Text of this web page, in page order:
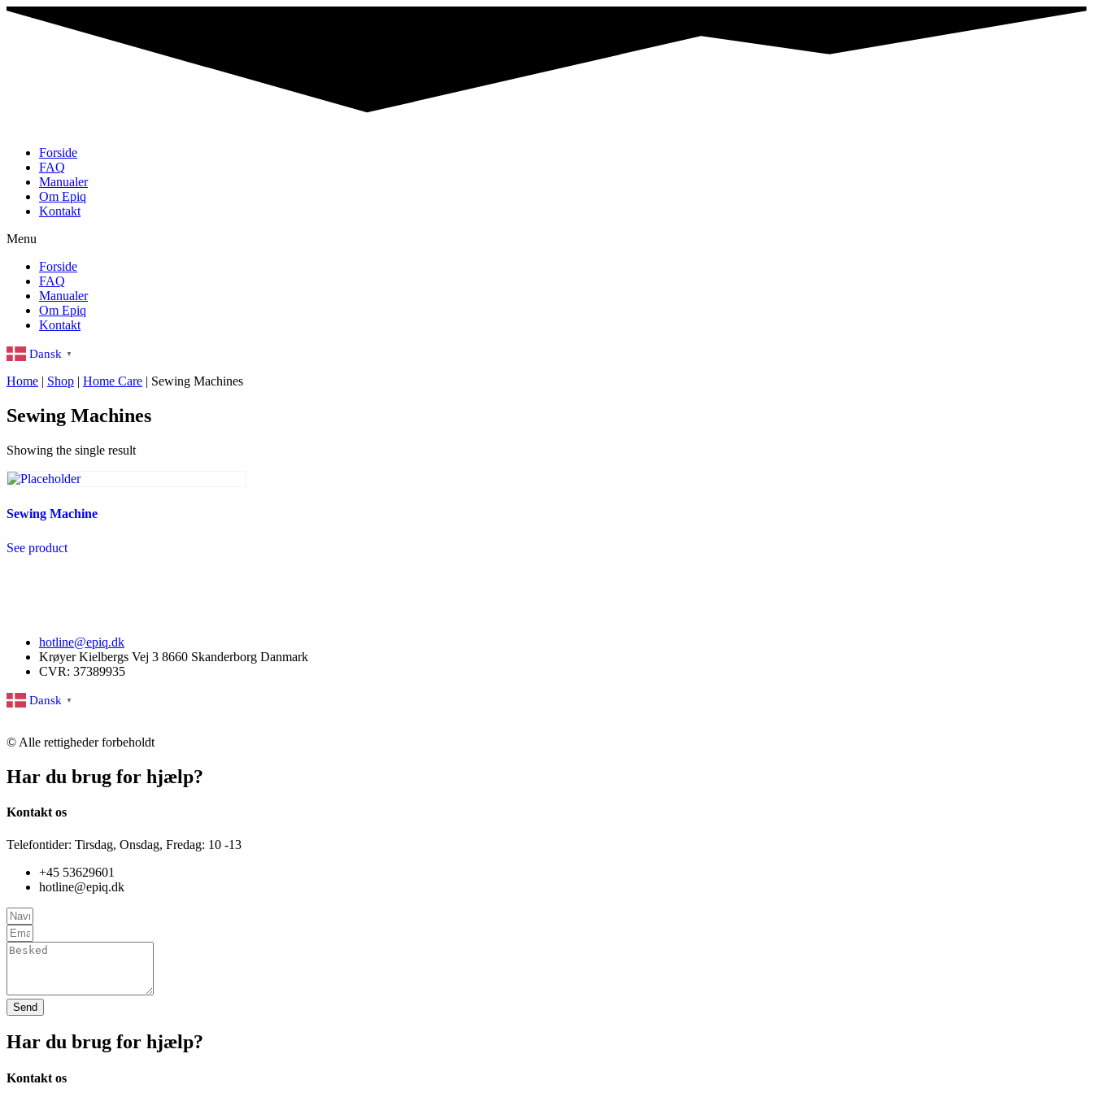
Skip
Forside
FAQ
Manualer
Om Epiq
Kontakt
Menu
Forside
FAQ
Manualer
Om Epiq
Kontakt
Dansk ▼
Home | Shop | Home Care | Sewing Machines
Sewing Machines
Showing the single result
Sewing Machine
See product
hotline@epiq.dk
Krøyer Kielbergs Vej 3 8660 Skanderborg Danmark
CVR: 37389935
Dansk ▼
© Alle rettigheder forbeholdt
Har du brug for hjælp?
Kontakt os
Telefontider: Tirsdag, Onsdag, Fredag: 10 -13
+45 53629601
hotline@epiq.dk
Send
Har du brug for hjælp?
Kontakt os